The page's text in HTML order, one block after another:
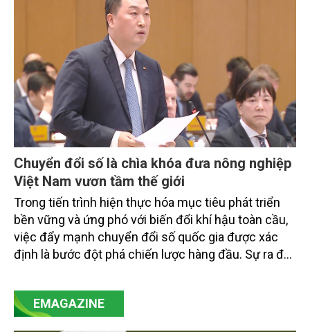
tiếp triển khai mô hình sản xuất lúa phát thải thấp.
Chuyển đổi số là chìa khóa đưa nông nghiệp
Việt Nam vươn tầm thế giới
Trong tiến trình hiện thực hóa mục tiêu phát triển
bền vững và ứng phó với biến đổi khí hậu toàn cầu,
việc đẩy mạnh chuyển đổi số quốc gia được xác
định là bước đột phá chiến lược hàng đầu. Sự ra đời
mạnh mẽ, thúc đẩy quá trình cải cách toàn diện,
minh bạch hóa chuỗi cung ứng và nâng cao hiệu
EMAGAZINE